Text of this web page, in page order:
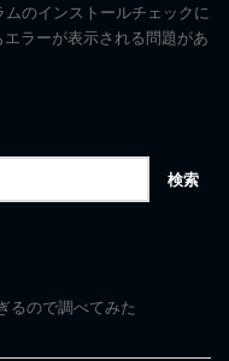
のインストールチェックに
ラーが表示される問題があ
るので調べてみた